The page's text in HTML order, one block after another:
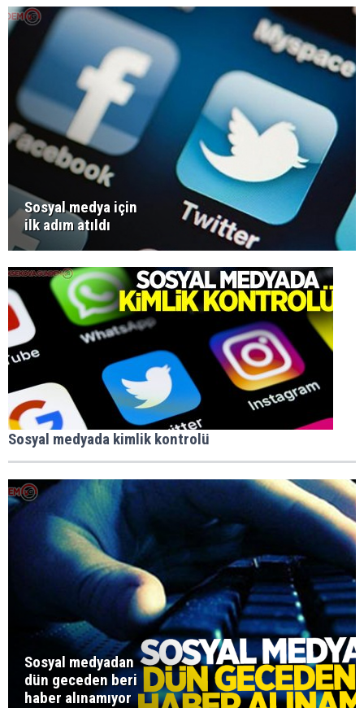
Sosyal medya için
ilk adım atıldı
Sosyal medyada kimlik kontrolü
Sosyal medyadan
dün geceden beri
haber alınamıyor